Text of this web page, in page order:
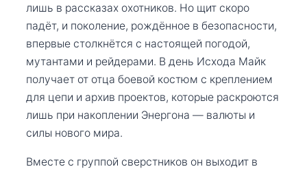
лишь в рассказах охотников. Но щит скоро
падёт, и поколение, рождённое в безопасности,
впервые столкнётся с настоящей погодой,
мутантами и рейдерами. В день Исхода Майк
получает от отца боевой костюм с креплением
для цепи и архив проектов, которые раскроются
лишь при накоплении Энергона — валюты и
силы нового мира.
Вместе с группой сверстников он выходит в